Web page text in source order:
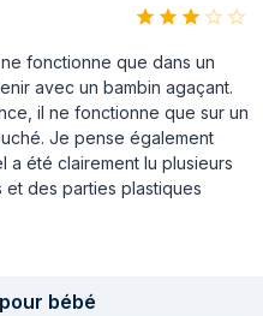
fonctionne que dans un
avec un bambin agaçant.
il ne fonctionne que sur un
Je pense également
a été clairement lu plusieurs
des parties plastiques
bébé